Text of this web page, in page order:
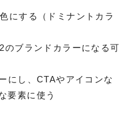
にする（ドミナントカラ
のブランドカラーになる可
にし、CTAやアイコンな
要素に使う